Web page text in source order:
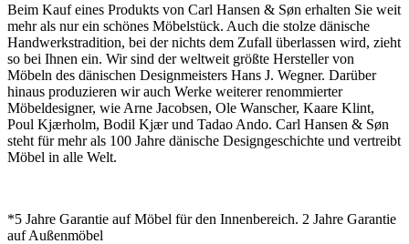
Beim Kauf eines Produkts von Carl Hansen & Søn erhalten Sie weit
mehr als nur ein schönes Möbelstück. Auch die stolze dänische
Handwerkstradition, bei der nichts dem Zufall überlassen wird, zieht
so bei Ihnen ein. Wir sind der weltweit größte Hersteller von
Möbeln des dänischen Designmeisters Hans J. Wegner. Darüber
hinaus produzieren wir auch Werke weiterer renommierter
Möbeldesigner, wie Arne Jacobsen, Ole Wanscher, Kaare Klint,
Poul Kjærholm, Bodil Kjær und Tadao Ando. Carl Hansen & Søn
steht für mehr als 100 Jahre dänische Designgeschichte und vertreibt
Möbel in alle Welt.
*5 Jahre Garantie auf Möbel für den Innenbereich. 2 Jahre Garantie
auf Außenmöbel